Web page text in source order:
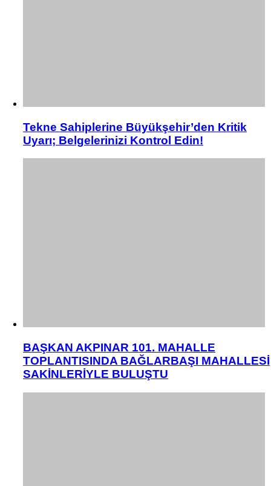
Tekne Sahiplerine Büyükşehir’den Kritik
Uyarı; Belgelerinizi Kontrol Edin!
BAŞKAN AKPINAR 101. MAHALLE
TOPLANTISINDA BAĞLARBAŞI MAHALLESİ
SAKİNLERİYLE BULUŞTU